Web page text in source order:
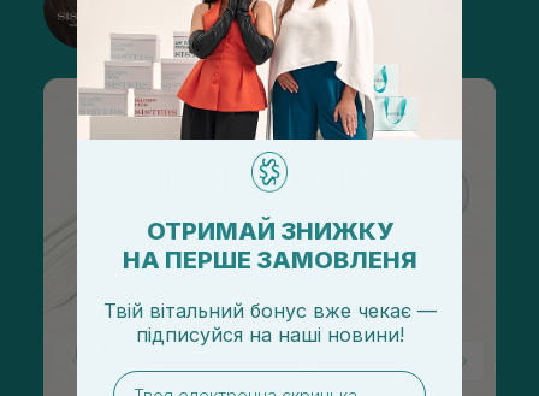
Подписаться
ОТРИМАЙ ЗНИЖКУ
НА ПЕРШЕ ЗАМОВЛЕНЯ
Твій вітальний бонус вже чекає —
підписуйся на наші новини!
email